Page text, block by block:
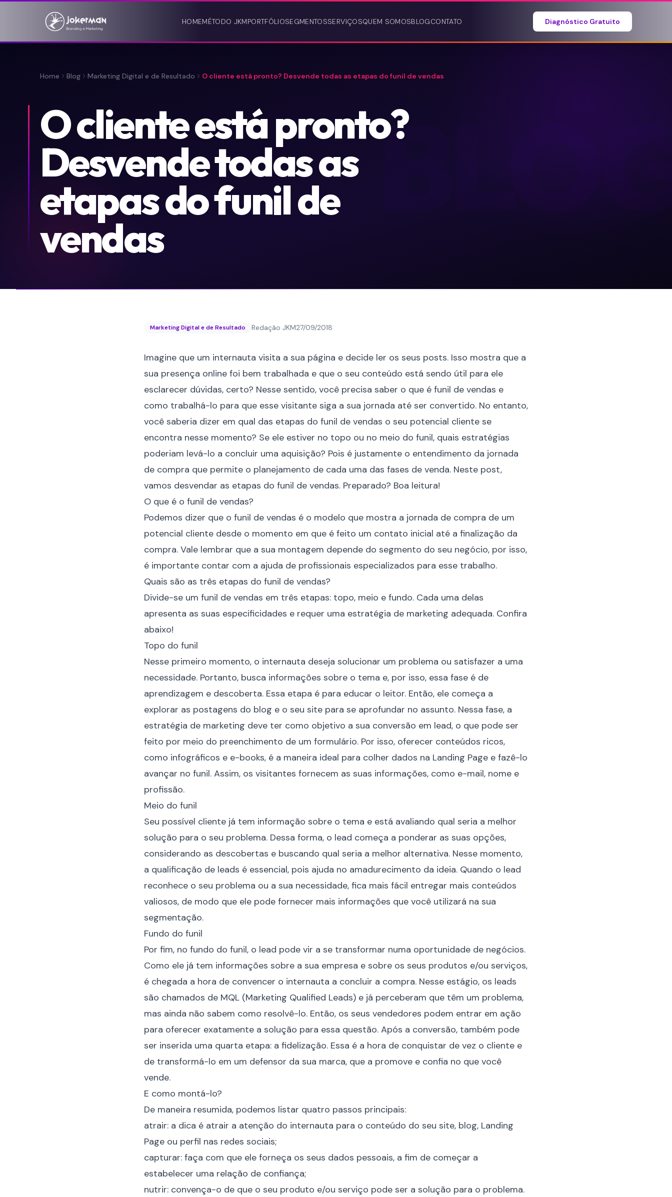
HOMEMÉTODO JKMPORTFÓLIOSEGMENTOSSERVIÇOSQUEM SOMOSBLOGCONTATO Diagnóstico Gratuito
Home Blog Marketing Digital e de Resultado O cliente está pronto? Desvende todas as etapas do funil de vendas
O cliente está pronto?
Desvende todas as
etapas do funil de
vendas
Marketing Digital e de Resultado Redação JKM27/09/2018
Imagine que um internauta visita a sua página e decide ler os seus posts. Isso mostra que a
sua presença online foi bem trabalhada e que o seu conteúdo está sendo útil para ele
esclarecer dúvidas, certo? Nesse sentido, você precisa saber o que é funil de vendas e
como trabalhá-lo para que esse visitante siga a sua jornada até ser convertido. No entanto,
você saberia dizer em qual das etapas do funil de vendas o seu potencial cliente se
encontra nesse momento? Se ele estiver no topo ou no meio do funil, quais estratégias
poderiam levá-lo a concluir uma aquisição? Pois é justamente o entendimento da jornada
de compra que permite o planejamento de cada uma das fases de venda. Neste post,
vamos desvendar as etapas do funil de vendas. Preparado? Boa leitura!
O que é o funil de vendas?
Podemos dizer que o funil de vendas é o modelo que mostra a jornada de compra de um
potencial cliente desde o momento em que é feito um contato inicial até a finalização da
compra. Vale lembrar que a sua montagem depende do segmento do seu negócio, por isso,
é importante contar com a ajuda de profissionais especializados para esse trabalho.
Quais são as três etapas do funil de vendas?
Divide-se um funil de vendas em três etapas: topo, meio e fundo. Cada uma delas
apresenta as suas especificidades e requer uma estratégia de marketing adequada. Confira
abaixo!
Topo do funil
Nesse primeiro momento, o internauta deseja solucionar um problema ou satisfazer a uma
necessidade. Portanto, busca informações sobre o tema e, por isso, essa fase é de
aprendizagem e descoberta. Essa etapa é para educar o leitor. Então, ele começa a
explorar as postagens do blog e o seu site para se aprofundar no assunto. Nessa fase, a
estratégia de marketing deve ter como objetivo a sua conversão em lead, o que pode ser
feito por meio do preenchimento de um formulário. Por isso, oferecer conteúdos ricos,
como infográficos e e-books, é a maneira ideal para colher dados na Landing Page e fazê-lo
avançar no funil. Assim, os visitantes fornecem as suas informações, como e-mail, nome e
profissão.
Meio do funil
Seu possível cliente já tem informação sobre o tema e está avaliando qual seria a melhor
solução para o seu problema. Dessa forma, o lead começa a ponderar as suas opções,
considerando as descobertas e buscando qual seria a melhor alternativa. Nesse momento,
a qualificação de leads é essencial, pois ajuda no amadurecimento da ideia. Quando o lead
reconhece o seu problema ou a sua necessidade, fica mais fácil entregar mais conteúdos
valiosos, de modo que ele pode fornecer mais informações que você utilizará na sua
segmentação.
Fundo do funil
Por fim, no fundo do funil, o lead pode vir a se transformar numa oportunidade de negócios.
Como ele já tem informações sobre a sua empresa e sobre os seus produtos e/ou serviços,
é chegada a hora de convencer o internauta a concluir a compra. Nesse estágio, os leads
são chamados de MQL (Marketing Qualified Leads) e já perceberam que têm um problema,
mas ainda não sabem como resolvê-lo. Então, os seus vendedores podem entrar em ação
para oferecer exatamente a solução para essa questão. Após a conversão, também pode
ser inserida uma quarta etapa: a fidelização. Essa é a hora de conquistar de vez o cliente e
de transformá-lo em um defensor da sua marca, que a promove e confia no que você
vende.
E como montá-lo?
De maneira resumida, podemos listar quatro passos principais:
atrair: a dica é atrair a atenção do internauta para o conteúdo do seu site, blog, Landing
Page ou perfil nas redes sociais;
capturar: faça com que ele forneça os seus dados pessoais, a fim de começar a
estabelecer uma relação de confiança;
nutrir: convença-o de que o seu produto e/ou serviço pode ser a solução para o problema.